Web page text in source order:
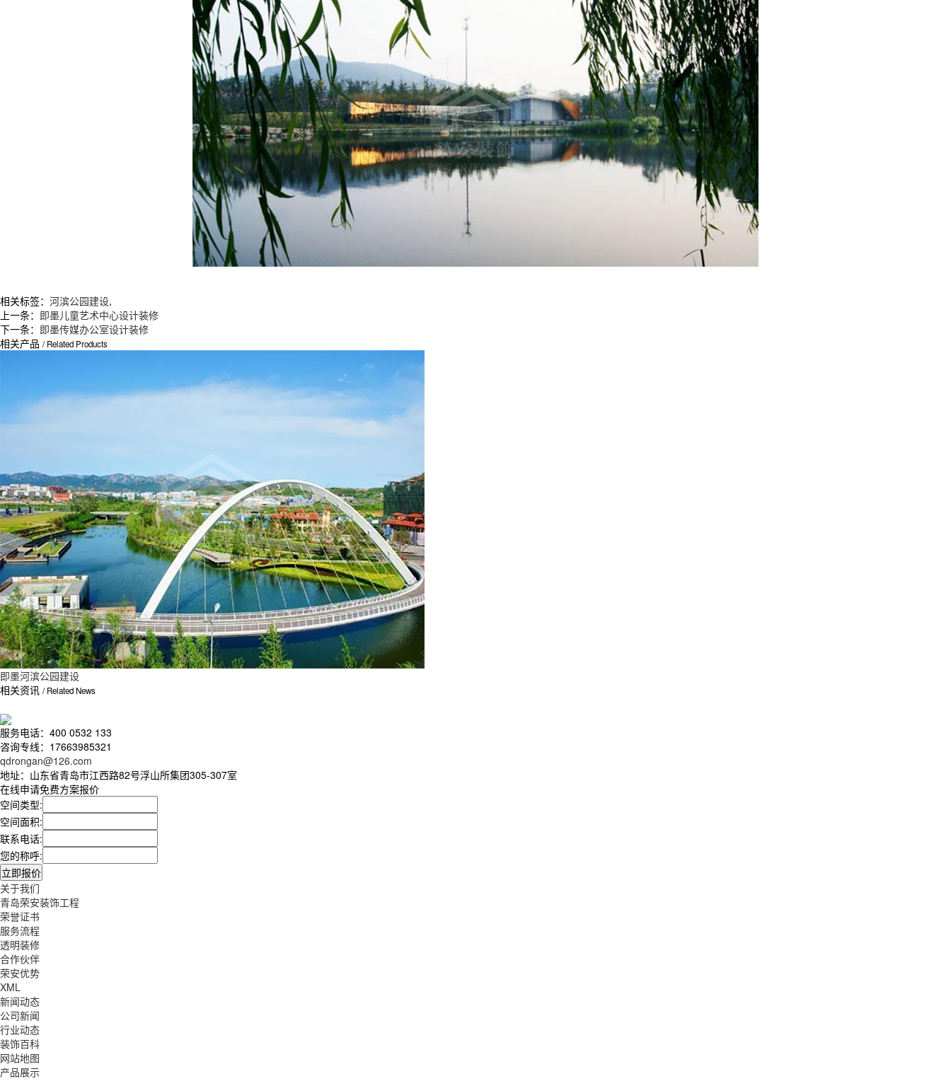
相关标签： 河滨公园建设,
上一条： 即墨儿童艺术中心设计装修
下一条： 即墨传媒办公室设计装修
相关产品 / Related Products
即墨河滨公园建设
相关资讯 / Related News
服务电话：400 0532 133
咨询专线：17663985321
qdrongan@126.com
地址：山东省青岛市江西路82号浮山所集团305-307室
在线申请免费方案报价
空间类型:
空间面积:
联系电话:
您的称呼:
关于我们
青岛荣安装饰工程
荣誉证书
服务流程
透明装修
合作伙伴
荣安优势
XML
新闻动态
公司新闻
行业动态
装饰百科
网站地图
产品展示